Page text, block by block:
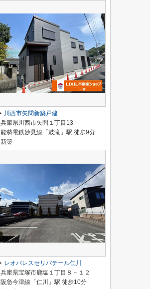
川西市矢問新築戸建
兵庫県川西市矢問１丁目13
能勢電鉄妙見線「鼓滝」駅 徒歩9分
新築
レオパレスセリバテール仁川
兵庫県宝塚市鹿塩１丁目８－１２
阪急今津線「仁川」駅 徒歩10分